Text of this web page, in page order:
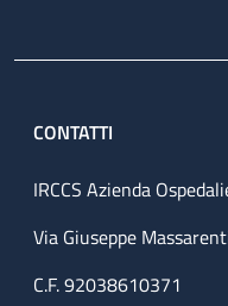
CONTATTI
IRCCS Azienda
Via Giuseppe
C.F. 92038610371